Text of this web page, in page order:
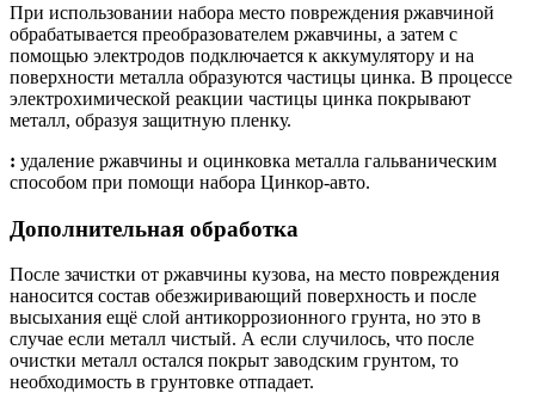
При использовании набора место повреждения ржавчиной
обрабатывается преобразователем ржавчины, а затем с
помощью электродов подключается к аккумулятору и на
поверхности металла образуются частицы цинка. В процессе
электрохимической реакции частицы цинка покрывают
металл, образуя защитную пленку.
: удаление ржавчины и оцинковка металла гальваническим
способом при помощи набора Цинкор-авто.
Дополнительная обработка
После зачистки от ржавчины кузова, на место повреждения
наносится состав обезжиривающий поверхность и после
высыхания ещё слой антикоррозионного грунта, но это в
случае если металл чистый. А если случилось, что после
очистки металл остался покрыт заводским грунтом, то
необходимость в грунтовке отпадает.